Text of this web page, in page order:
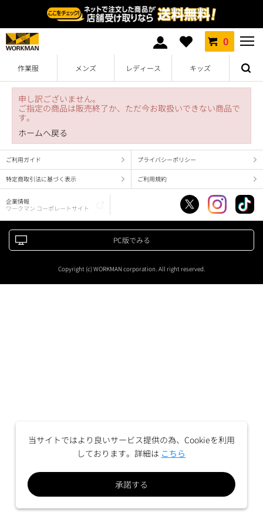
0
作業服 メンズ レディース キッズ
申し訳ございません。
ご指定の商品は販売終了か、ただ今お取扱いできない商品で
す。
ホームへ戻る
ご利用ガイド プライバシーポリシー
特定商取引法に基づく表示 ご利用規約
企業情報
ワークマン コーポレートサイト
PC版でみる
Copyright (c) WORKMAN corporation. All right reserved.
当サイトではより良いサービス提供の為、Cookieを利用
しております。詳細は こちら
承諾する